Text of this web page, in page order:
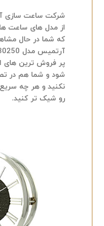
شرکت ساعت سازی
از مدل های ساعت
که شما در حال
پر فروش ترین
شود و شما هم در
نکنید و هر چه
رو شیک تر کنید.